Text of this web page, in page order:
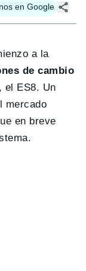
en Google
a la
de cambio
el ES8. Un
mercado
en breve